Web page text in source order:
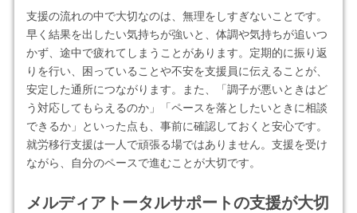
支援の流れの中で大切なのは、無理をしすぎないことです。
早く結果を出したい気持ちが強いと、体調や気持ちが追いつ
かず、途中で疲れてしまうことがあります。定期的に振り返
りを行い、困っていることや不安を支援員に伝えることが、
安定した通所につながります。また、「調子が悪いときはど
う対応してもらえるのか」「ペースを落としたいときに相談
できるか」といった点も、事前に確認しておくと安心です。
就労移行支援は一人で頑張る場ではありません。支援を受け
ながら、自分のペースで進むことが大切です。
メルディアトータルサポートの支援が大切